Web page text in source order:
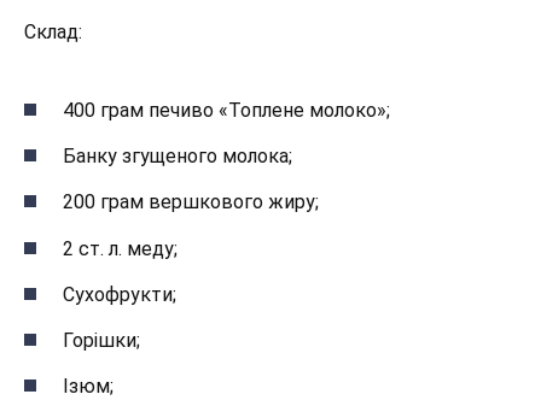
Склад:
400 грам печиво «Топлене молоко»;
Банку згущеного молока;
200 грам вершкового жиру;
2 ст. л. меду;
Сухофрукти;
Горішки;
Ізюм;